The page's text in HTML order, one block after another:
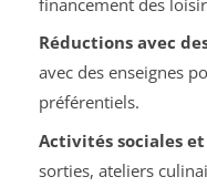
Réductions avec
avec des enseignes
préférentiels.
Activités sociales
sorties, ateliers